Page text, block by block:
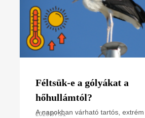
Féltsük-e a gólyákat a
hőhullámtól?
A napokban várható tartós,
2026.07.31